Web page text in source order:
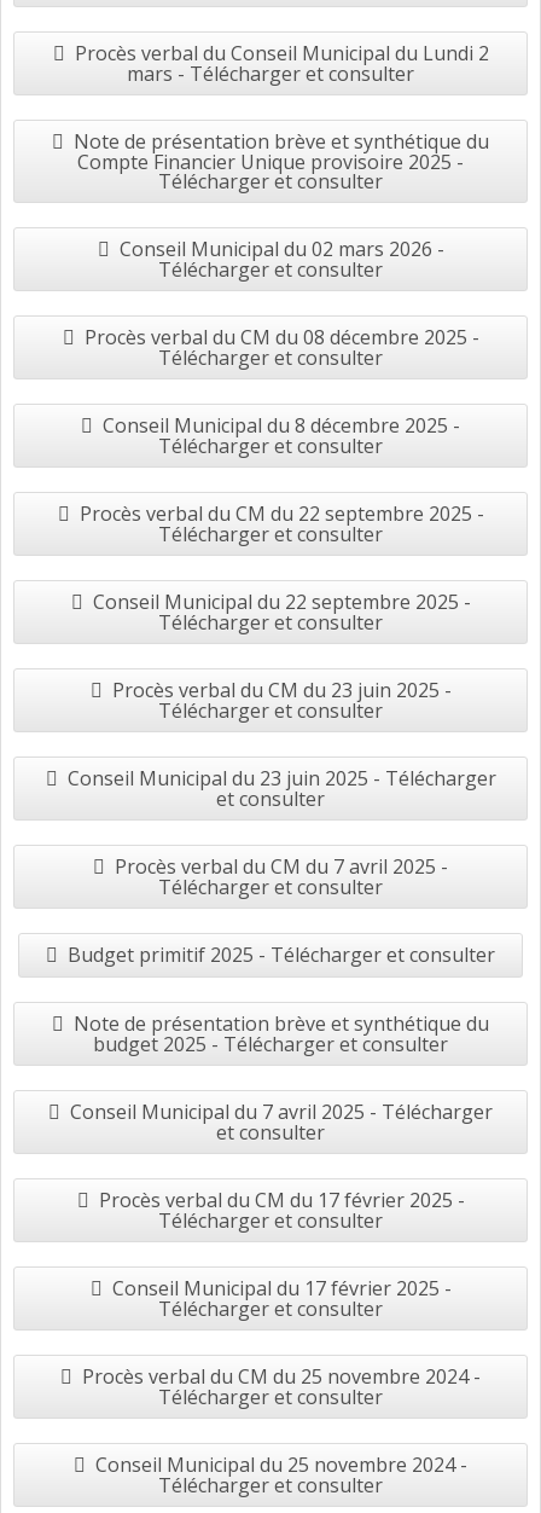
Procès verbal du Conseil Municipal du Lundi 2
mars - Télécharger et consulter
Note de présentation brève et synthétique du
Compte Financier Unique provisoire 2025 -
Télécharger et consulter
Conseil Municipal du 02 mars 2026 -
Télécharger et consulter
Procès verbal du CM du 08 décembre 2025 -
Télécharger et consulter
Conseil Municipal du 8 décembre 2025 -
Télécharger et consulter
Procès verbal du CM du 22 septembre 2025 -
Télécharger et consulter
Conseil Municipal du 22 septembre 2025 -
Télécharger et consulter
Procès verbal du CM du 23 juin 2025 -
Télécharger et consulter
Conseil Municipal du 23 juin 2025 - Télécharger
et consulter
Procès verbal du CM du 7 avril 2025 -
Télécharger et consulter
Budget primitif 2025 - Télécharger et consulter
Note de présentation brève et synthétique du
budget 2025 - Télécharger et consulter
Conseil Municipal du 7 avril 2025 - Télécharger
et consulter
Procès verbal du CM du 17 février 2025 -
Télécharger et consulter
Conseil Municipal du 17 février 2025 -
Télécharger et consulter
Procès verbal du CM du 25 novembre 2024 -
Télécharger et consulter
Conseil Municipal du 25 novembre 2024 -
Télécharger et consulter